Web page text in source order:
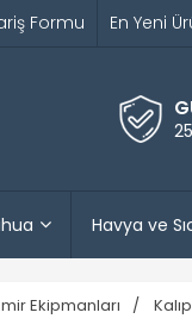
Formu En Yeni
Havya ve
Ekipmanları Kalıp